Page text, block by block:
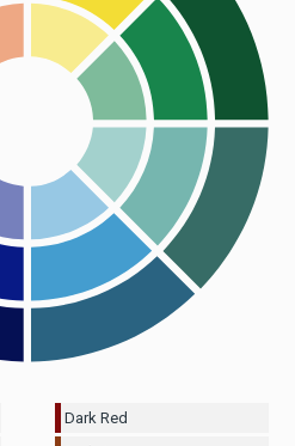
Dark Red